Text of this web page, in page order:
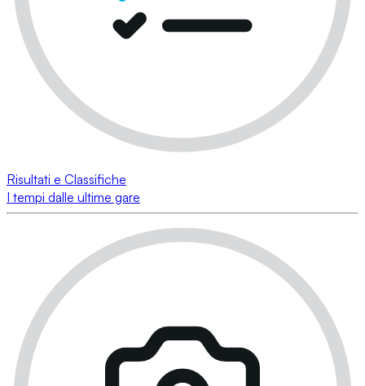
Risultati e Classifiche
I tempi dalle ultime gare